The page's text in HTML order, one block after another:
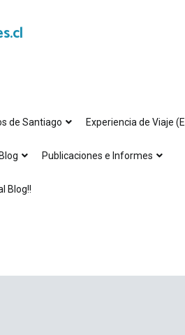
de Santiago Experiencia de Viaje
Publicaciones e Informes
Blog!!